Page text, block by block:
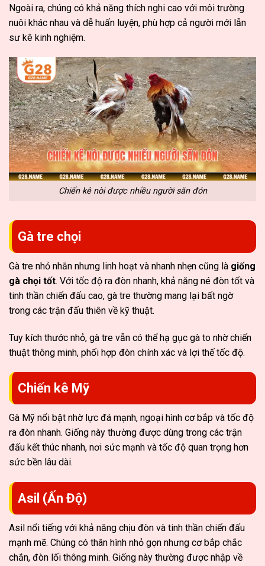
Ngoài ra, chúng có khả năng thích nghi cao với môi trường
nuôi khác nhau và dễ huấn luyện, phù hợp cả người mới lẫn
sư kê kinh nghiệm.
Chiến kê nòi được nhiều người săn đón
Gà tre chọi
Gà tre nhỏ nhắn nhưng linh hoạt và nhanh nhẹn cũng là giống
gà chọi tốt. Với tốc độ ra đòn nhanh, khả năng né đòn tốt và
tinh thần chiến đấu cao, gà tre thường mang lại bất ngờ
trong các trận đấu thiên về kỹ thuật.
Tuy kích thước nhỏ, gà tre vẫn có thể hạ gục gà to nhờ chiến
thuật thông minh, phối hợp đòn chính xác và lợi thế tốc độ.
Chiến kê Mỹ
Gà Mỹ nổi bật nhờ lực đá mạnh, ngoại hình cơ bắp và tốc độ
ra đòn nhanh. Giống này thường được dùng trong các trận
đấu kết thúc nhanh, nơi sức mạnh và tốc độ quan trọng hơn
sức bền lâu dài.
Asil (Ấn Độ)
Asil nổi tiếng với khả năng chịu đòn và tinh thần chiến đấu
mạnh mẽ. Chúng có thân hình nhỏ gọn nhưng cơ bắp chắc
chắn, đòn lối thông minh. Giống này thường được nhập về